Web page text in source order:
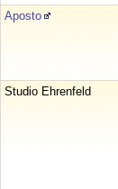
Aposto
Studio Ehrenfeld